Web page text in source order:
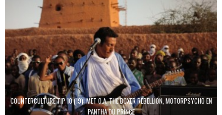
COUNTERCULTURE TIP 10 (19): MET O.A. THE BOXER REBELLION, MOTORPSYCHO EN
PANTHA DU PRINCE